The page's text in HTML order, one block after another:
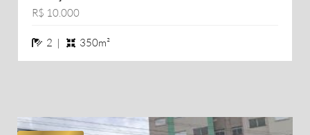
R$ 10.000
2 banheiros
2 | 350m²